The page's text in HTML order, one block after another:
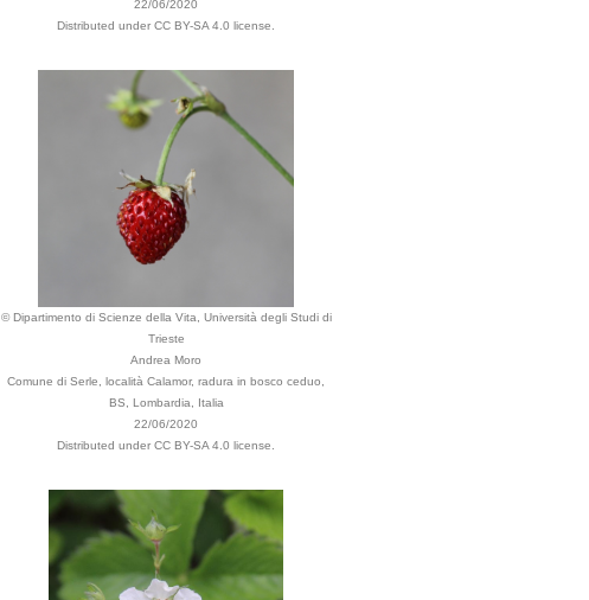
22/06/2020
Distributed under CC BY-SA 4.0 license.
© Dipartimento di Scienze della Vita, Università degli Studi di
Trieste
Andrea Moro
Comune di Serle, località Calamor, radura in bosco ceduo,
BS, Lombardia, Italia
22/06/2020
Distributed under CC BY-SA 4.0 license.